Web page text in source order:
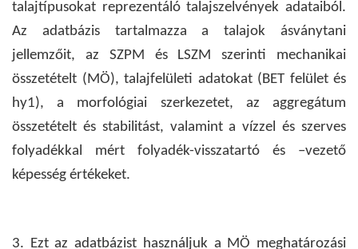
talajtípusokat reprezentáló talajszelvények adataiból.
Az adatbázis tartalmazza a talajok ásványtani
jellemzőit, az SZPM és LSZM szerinti mechanikai
összetételt (MÖ), talajfelületi adatokat (BET felület és
hy1), a morfológiai szerkezetet, az aggregátum
összetételt és stabilitást, valamint a vízzel és szerves
folyadékkal mért folyadék-visszatartó és –vezető
képesség értékeket.
3. Ezt az adatbázist használjuk a MÖ meghatározási